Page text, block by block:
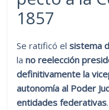
1857
Se ratificó elsistema
la no reelección
definitivamente la
autonomía al Poder
entidades federativas